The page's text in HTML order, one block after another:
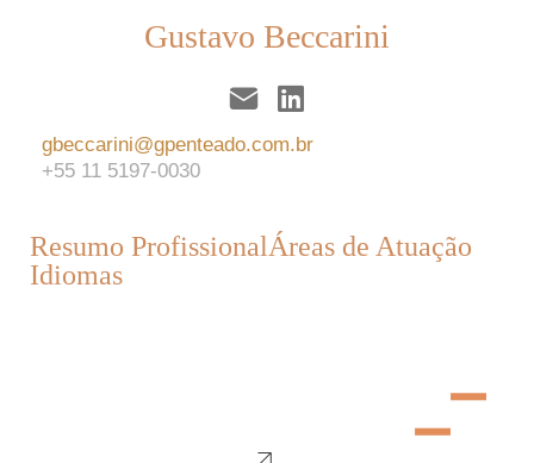
Gustavo Beccarini
gbeccarini@gpenteado.com.br
+55 11 5197-0030
Resumo ProfissionalÁreas de Atuação
Idiomas